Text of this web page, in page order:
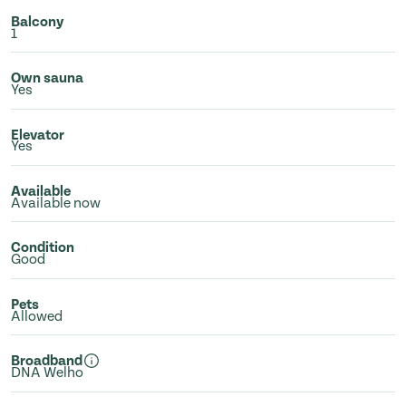
Balcony
1
Own sauna
Yes
Elevator
Yes
Available
Available now
Condition
Good
Pets
Allowed
Broadband
DNA Welho